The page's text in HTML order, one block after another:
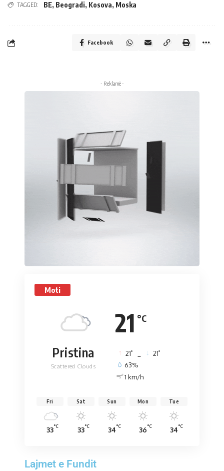
TAGGED: BE, Beogradi, Kosova, Moska
Facebook
- Reklamë -
Moti
21 °C
Pristina
Scattered Clouds
21° 21°
63%
1 km/h
Fri
33°C
Sat
33°C
Sun
34°C
Mon
36°C
Tue
34°C
Lajmet e Fundit